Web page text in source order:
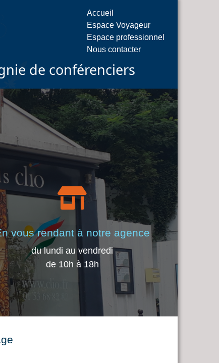
Accueil
Espace Voyageur
Espace professionnel
Nous contacter
de conférenciers
vous rendant à notre agence
du lundi au vendredi
de 10h à 18h